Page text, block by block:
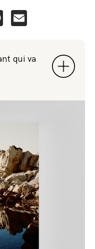
WhatsApp
qui va